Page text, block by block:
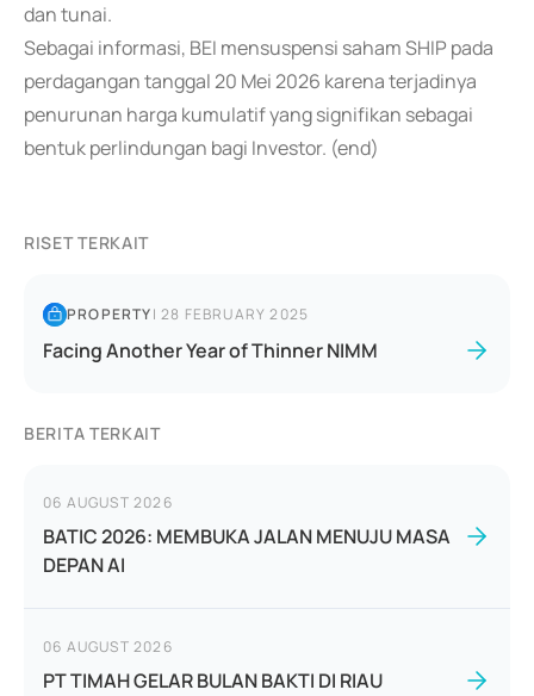
dan tunai.
Sebagai informasi, BEI mensuspensi saham SHIP pada
perdagangan tanggal 20 Mei 2026 karena terjadinya
penurunan harga kumulatif yang signifikan sebagai
bentuk perlindungan bagi Investor. (end)
RISET TERKAIT
PROPERTY|28 FEBRUARY 2025
Facing Another Year of Thinner NIMM
BERITA TERKAIT
06 AUGUST 2026
BATIC 2026: MEMBUKA JALAN MENUJU MASA
DEPAN AI
06 AUGUST 2026
PT TIMAH GELAR BULAN BAKTI DI RIAU